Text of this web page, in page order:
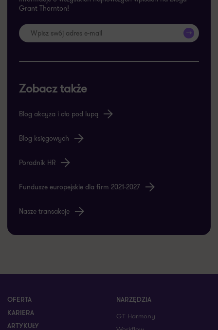
Grant Thornton!
>>
Zobacz także
Blog akcyza i cło pod lupą
Blog księgowych
Poradnik HR
Fundusze europejskie dla firm 2021-2027
Nasze transakcje
OFERTA
KARIERA
ARTYKUŁY
NARZĘDZIA
GT Harmony